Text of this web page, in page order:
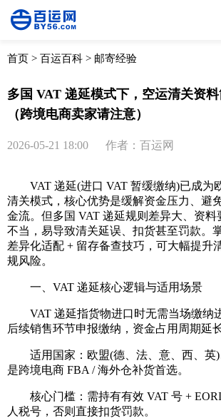
全部 物流资讯
取消
首页 > 百运百科 > 邮寄经验
多国 VAT 递延模式下，空运清关资
（跨境电商卖家请注意）
2026-05-21 18:00 作者：百运网
VAT 递延(进口 VAT 暂缓缴纳)已成为
清关模式，核心优势是缓解资金压力、避
金流。但多国 VAT 递延规则差异大、资料
不当，易导致清关延误、扣货甚至罚款。
差异化适配 + 留存备查技巧，可大幅提升
规风险。
一、VAT 递延核心逻辑与适用场景
VAT 递延指货物进口时无需当场缴纳
后续销售环节申报缴纳，资金占用周期延长
适用国家：欧盟(德、法、意、西、英)
是跨境电商 FBA / 海外仓补货首选。
核心门槛：需持有有效 VAT 号 +
人税号，否则直接扣货罚款。